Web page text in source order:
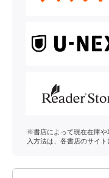
※書店によって現在在庫や
入方法は、各書店のサイト